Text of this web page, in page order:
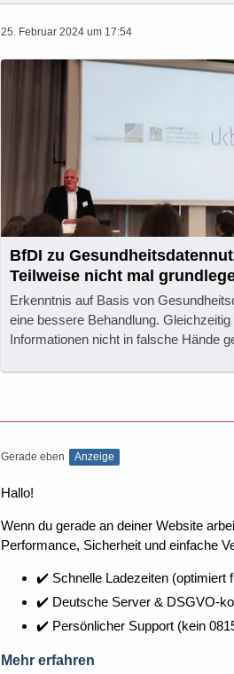
25. Februar 2024 um 17:54
BfDI zu
Teilweise nicht mal
Sicherheit
Erkenntnis auf Basis von
eine bessere Behandlung.
Informationen nicht in falsche Hände
Gerade eben Anzeige
Hallo!
Wenn du gerade an deiner Website
Performance, Sicherheit und einfache
✔️ Schnelle Ladezeiten (optimiert
✔️ Deutsche Server & DSGVO-
✔️ Persönlicher Support (kein
Mehr erfahren